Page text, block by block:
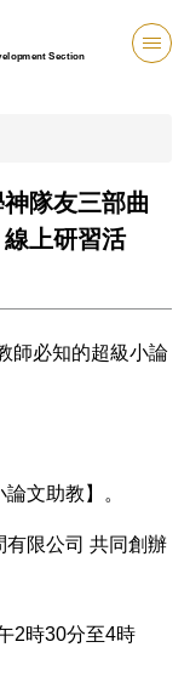
Section
隊友三部曲
上研習活
師必知的超級小論
文助教】。
有限公司 共同創辦
2時30分至4時